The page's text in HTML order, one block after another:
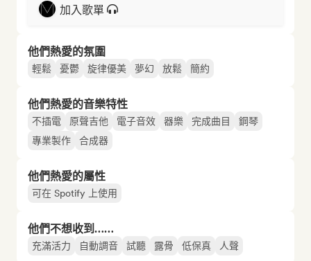
加入歌單
他們熱愛的氛圍
輕鬆 憂鬱 旋律優美 夢幻 放鬆 簡約
他們熱愛的音樂特性
不插電 原聲吉他 電子音效 器樂 完成曲目
鋼琴
專業製作
合成器
他們熱愛的屬性
可在 Spotify 上使用
他們不想收到……
充滿活力 自動調音 試聽 露骨 低保真 人聲